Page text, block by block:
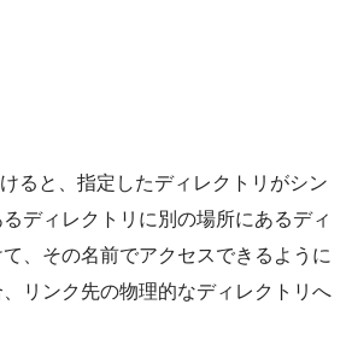
ると、指定したディレクトリがシン
ディレクトリに別の場所にあるディ
、その名前でアクセスできるように
リンク先の物理的なディレクトリへ